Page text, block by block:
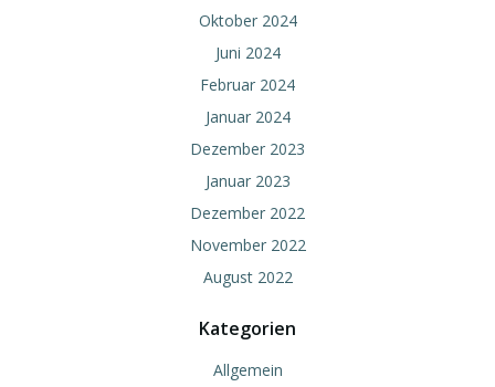
Oktober 2024
Juni 2024
Februar 2024
Januar 2024
Dezember 2023
Januar 2023
Dezember 2022
November 2022
August 2022
Kategorien
Allgemein